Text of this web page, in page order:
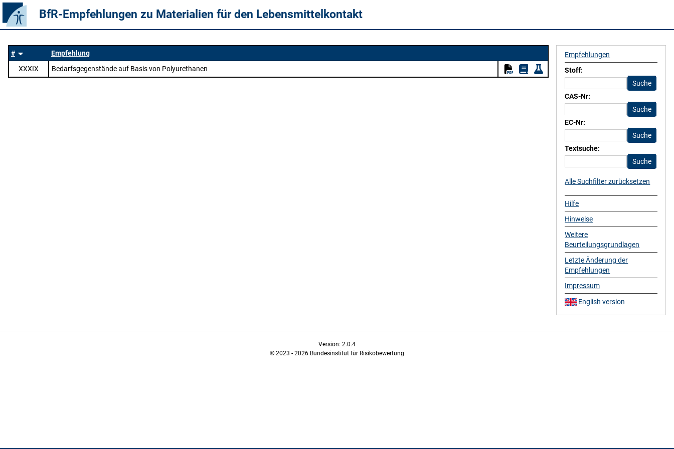
BfR-Empfehlungen zu Materialien für den Lebensmittelkontakt
#
Empfehlung
XXXIX
Bedarfsgegenstände auf Basis von Polyurethanen
Empfehlungen
Stoff:
CAS-Nr:
EC-Nr:
Textsuche:
Alle Suchfilter zurücksetzen
Hilfe
Hinweise
Weitere
Beurteilungsgrundlagen
Letzte Änderung der
Empfehlungen
Impressum
English version
Version: 2.0.4
© 2023 - 2026 Bundesinstitut für Risikobewertung